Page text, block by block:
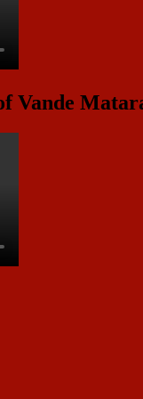
Vande